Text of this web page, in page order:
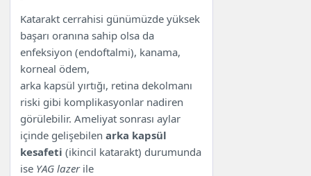
Katarakt cerrahisi günümüzde yüksek
başarı oranına sahip olsa da
enfeksiyon (endoftalmi), kanama,
korneal ödem,
arka kapsül yırtığı, retina dekolmanı
riski gibi komplikasyonlar nadiren
görülebilir. Ameliyat sonrası aylar
içinde gelişebilenarka kapsül
kesafeti (ikincil katarakt) durumunda
ise YAG lazerile